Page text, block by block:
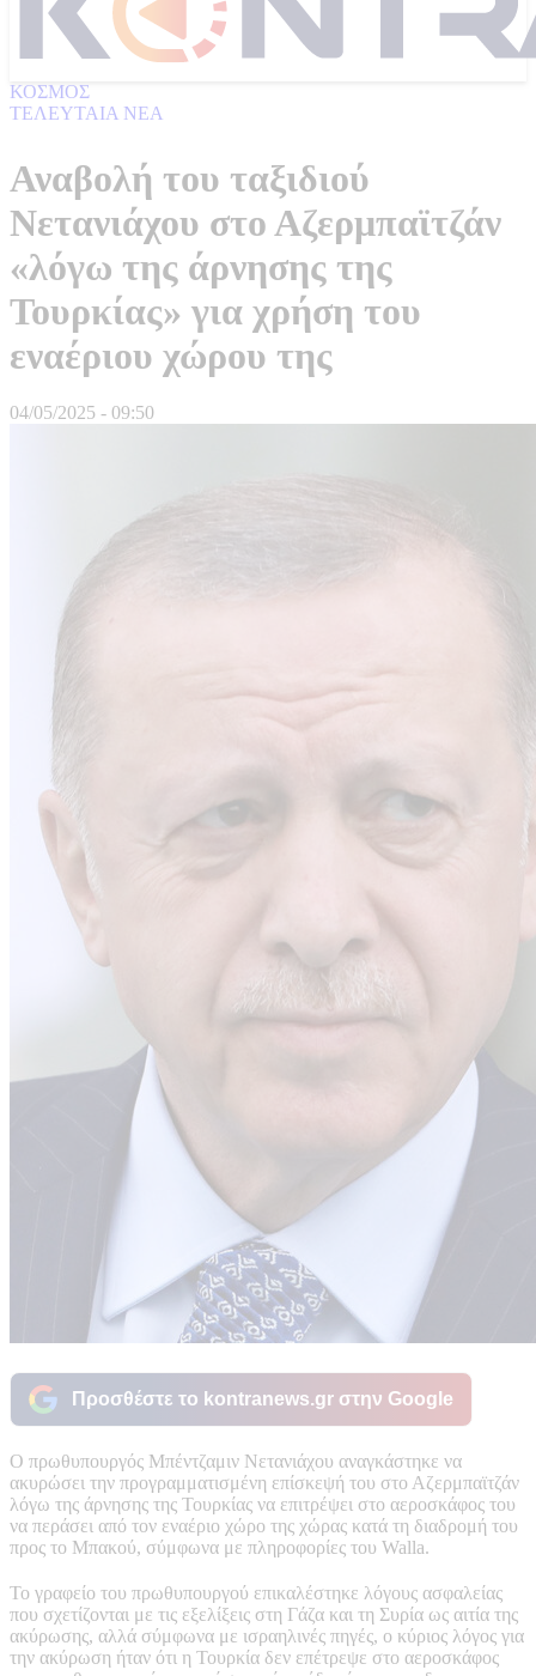
ΚΟΣΜΟΣ
ΤΕΛΕΥΤΑΙΑ ΝΕΑ
Αναβολή του ταξιδιού
Νετανιάχου στο Αζερμπαϊτζάν
«λόγω της άρνησης της
Τουρκίας» για χρήση του
εναέριου χώρου της
04/05/2025 - 09:50
Προσθέστε το kontranews.gr στην Google
Ο πρωθυπουργός Μπέντζαμιν Νετανιάχου αναγκάστηκε να
ακυρώσει την προγραμματισμένη επίσκεψή του στο Αζερμπαϊτζάν
λόγω της άρνησης της Τουρκίας να επιτρέψει στο αεροσκάφος του
να περάσει από τον εναέριο χώρο της χώρας κατά τη διαδρομή του
προς το Μπακού, σύμφωνα με πληροφορίες του Walla.
Το γραφείο του πρωθυπουργού επικαλέστηκε λόγους ασφαλείας
που σχετίζονται με τις εξελίξεις στη Γάζα και τη Συρία ως αιτία της
ακύρωσης, αλλά σύμφωνα με ισραηλινές πηγές, ο κύριος λόγος για
την ακύρωση ήταν ότι η Τουρκία δεν επέτρεψε στο αεροσκάφος